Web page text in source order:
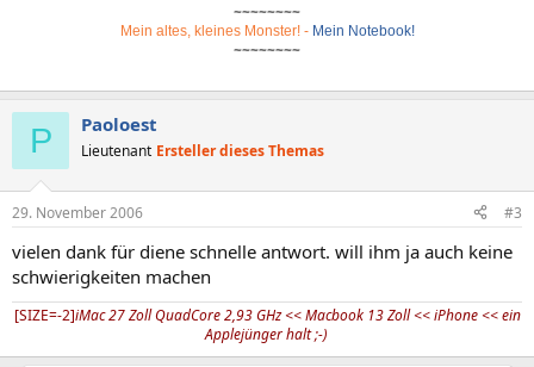
~~~~~~~~
Mein altes, kleines Monster!- Mein Notebook!
~~~~~~~~
P Paoloest
Lieutenant Ersteller dieses Themas
29. November 2006 #3
vielen dank für diene schnelle antwort. will ihm ja auch keine
schwierigkeiten machen
[SIZE=-2]iMac 27 Zoll QuadCore 2,93 GHz << Macbook 13 Zoll << iPhone << ein
Applejünger halt ;-)